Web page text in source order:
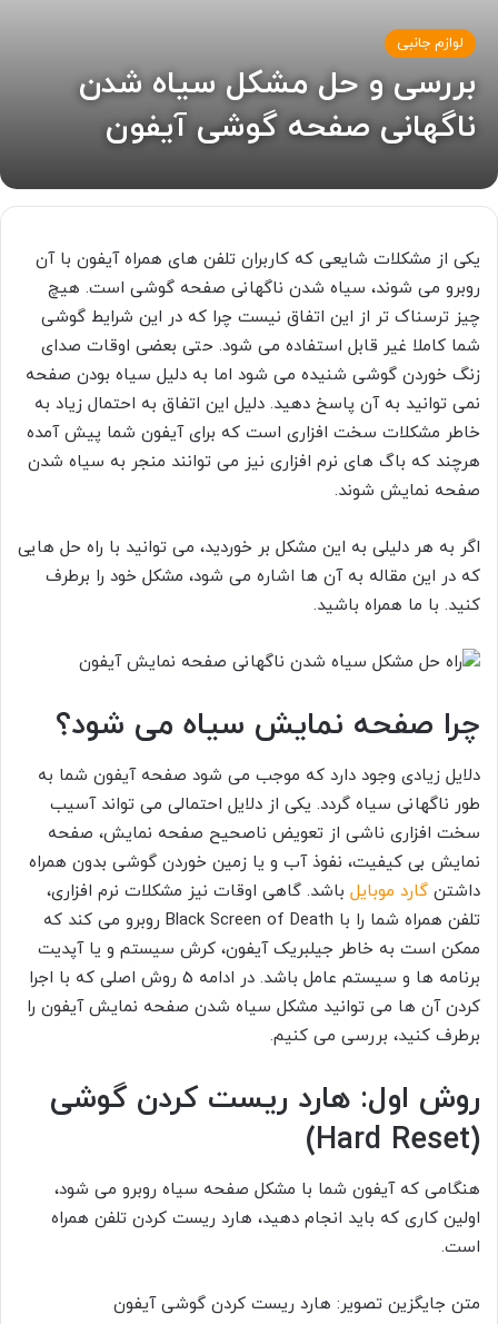
لوازم جانبی
بررسی و حل مشکل سیاه شدن
ناگهانی صفحه گوشی آیفون
یکی از مشکلات شایعی که کاربران تلفن های همراه آیفون با آن
روبرو می شوند، سیاه شدن ناگهانی صفحه گوشی است. هیچ
چیز ترسناک تر از این اتفاق نیست چرا که در این شرایط گوشی
شما کاملا غیر قابل استفاده می شود. حتی بعضی اوقات صدای
زنگ خوردن گوشی شنیده می شود اما به دلیل سیاه بودن صفحه
نمی توانید به آن پاسخ دهید. دلیل این اتفاق به احتمال زیاد به
خاطر مشکلات سخت افزاری است که برای آیفون شما پیش آمده
هرچند که باگ های نرم افزاری نیز می توانند منجر به سیاه شدن
صفحه نمایش شوند.
اگر به هر دلیلی به این مشکل بر خوردید، می توانید با راه حل هایی
که در این مقاله به آن ها اشاره می شود، مشکل خود را برطرف
کنید. با ما همراه باشید.
چرا صفحه نمایش سیاه می شود؟
دلایل زیادی وجود دارد که موجب می شود صفحه آیفون شما به
طور ناگهانی سیاه گردد. یکی از دلایل احتمالی می تواند آسیب
سخت افزاری ناشی از تعویض ناصحیح صفحه نمایش، صفحه
نمایش بی کیفیت، نفوذ آب و یا زمین خوردن گوشی بدون همراه
داشتن گارد موبایل باشد. گاهی اوقات نیز مشکلات نرم افزاری،
تلفن همراه شما را با
Black Screen of Death روبرو می کند که
ممکن است به خاطر جیلبریک آیفون، کرش سیستم و یا آپدیت
برنامه ها و سیستم عامل باشد. در ادامه 5 روش اصلی که با اجرا
کردن آن ها می توانید مشکل سیاه شدن صفحه نمایش آیفون را
برطرف کنید، بررسی می کنیم.
روش اول: هارد ریست کردن گوشی
(Hard Reset)
هنگامی که آیفون شما با مشکل صفحه سیاه روبرو می شود،
اولین کاری که باید انجام دهید، هارد ریست کردن تلفن همراه
است.
متن جایگزین تصویر: هارد ریست کردن گوشی آیفون